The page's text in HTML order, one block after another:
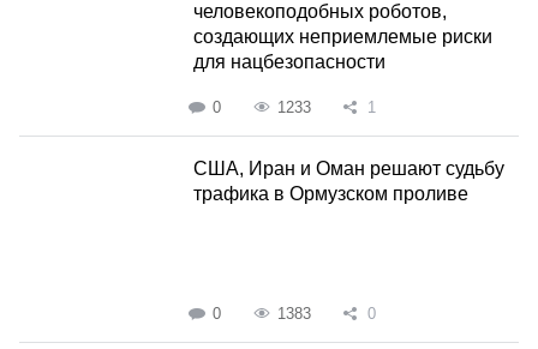
человекоподобных роботов,
создающих неприемлемые риски
для нацбезопасности
0 1233 1
США, Иран и Оман решают судьбу
трафика в Ормузском проливе
0 1383 0